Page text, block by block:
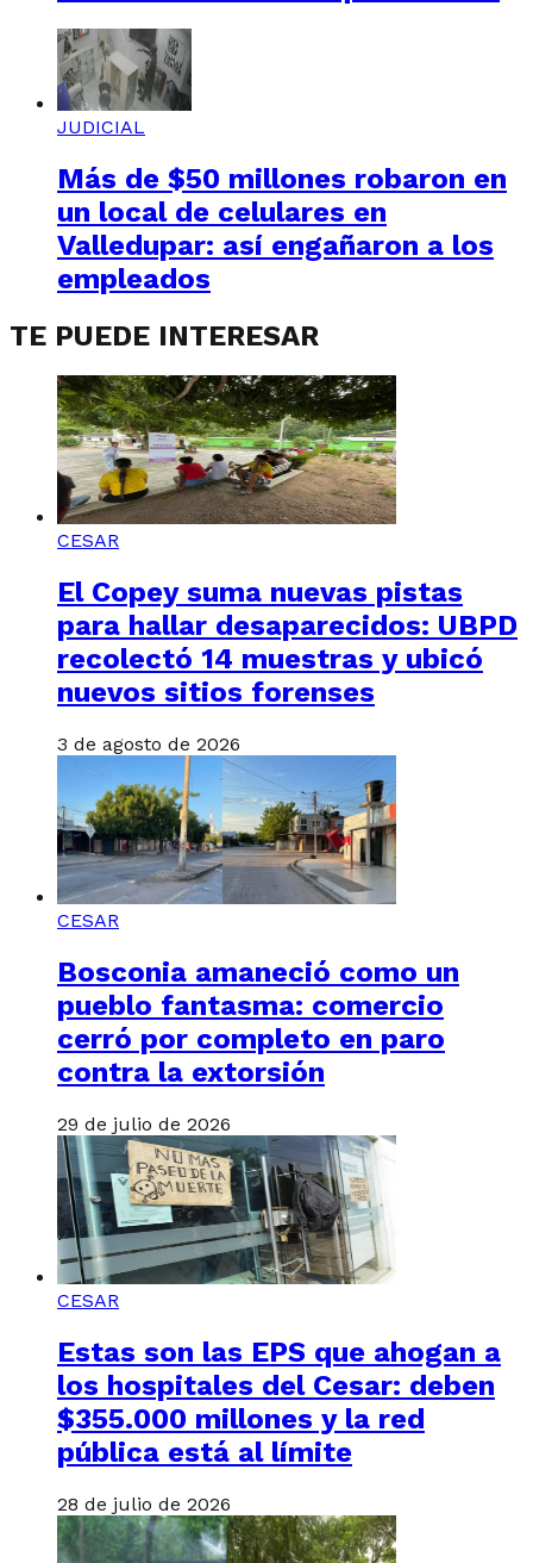
JUDICIAL
Más de $50 millones robaron en
un local de celulares en
Valledupar: así engañaron a los
empleados
TE PUEDE INTERESAR
CESAR
El Copey suma nuevas pistas
para hallar desaparecidos: UBPD
recolectó 14 muestras y ubicó
nuevos sitios forenses
3 de agosto de 2026
CESAR
Bosconia amaneció como un
pueblo fantasma: comercio
cerró por completo en paro
contra la extorsión
29 de julio de 2026
CESAR
Estas son las EPS que ahogan a
los hospitales del Cesar: deben
$355.000 millones y la red
pública está al límite
28 de julio de 2026